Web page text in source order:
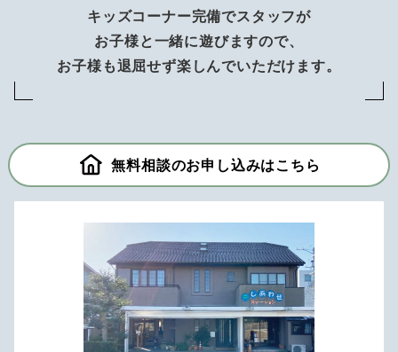
キッズコーナー完備でスタッフが
お子様と一緒に遊びますので、
お子様も退屈せず楽しんでいただけます。
無料相談のお申し込みはこちら